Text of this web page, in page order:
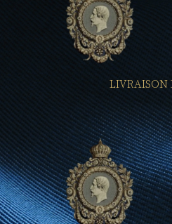
LIVRAISON